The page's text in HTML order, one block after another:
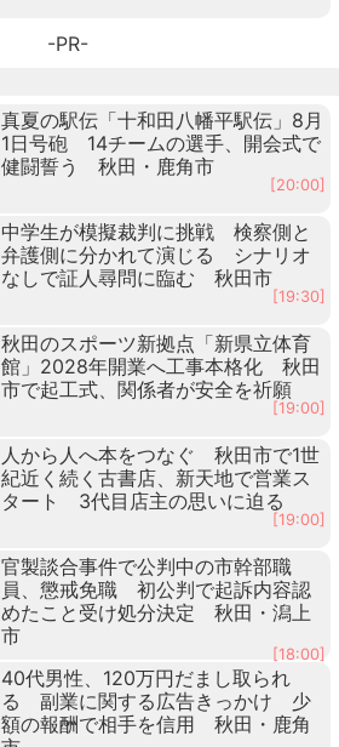
-PR-
真夏の駅伝「十和田八幡平駅伝」8月
1日号砲 14チームの選手、開会式で
健闘誓う 秋田・鹿角市
[20:00]
中学生が模擬裁判に挑戦 検察側と
弁護側に分かれて演じる シナリオ
なしで証人尋問に臨む 秋田市
[19:30]
秋田のスポーツ新拠点「新県立体育
館」2028年開業へ工事本格化 秋田
市で起工式、関係者が安全を祈願
[19:00]
人から人へ本をつなぐ 秋田市で1世
紀近く続く古書店、新天地で営業ス
タート 3代目店主の思いに迫る
[19:00]
官製談合事件で公判中の市幹部職
員、懲戒免職 初公判で起訴内容認
めたこと受け処分決定 秋田・潟上
市
[18:00]
40代男性、120万円だまし取られ
る 副業に関する広告きっかけ 少
額の報酬で相手を信用 秋田・鹿角